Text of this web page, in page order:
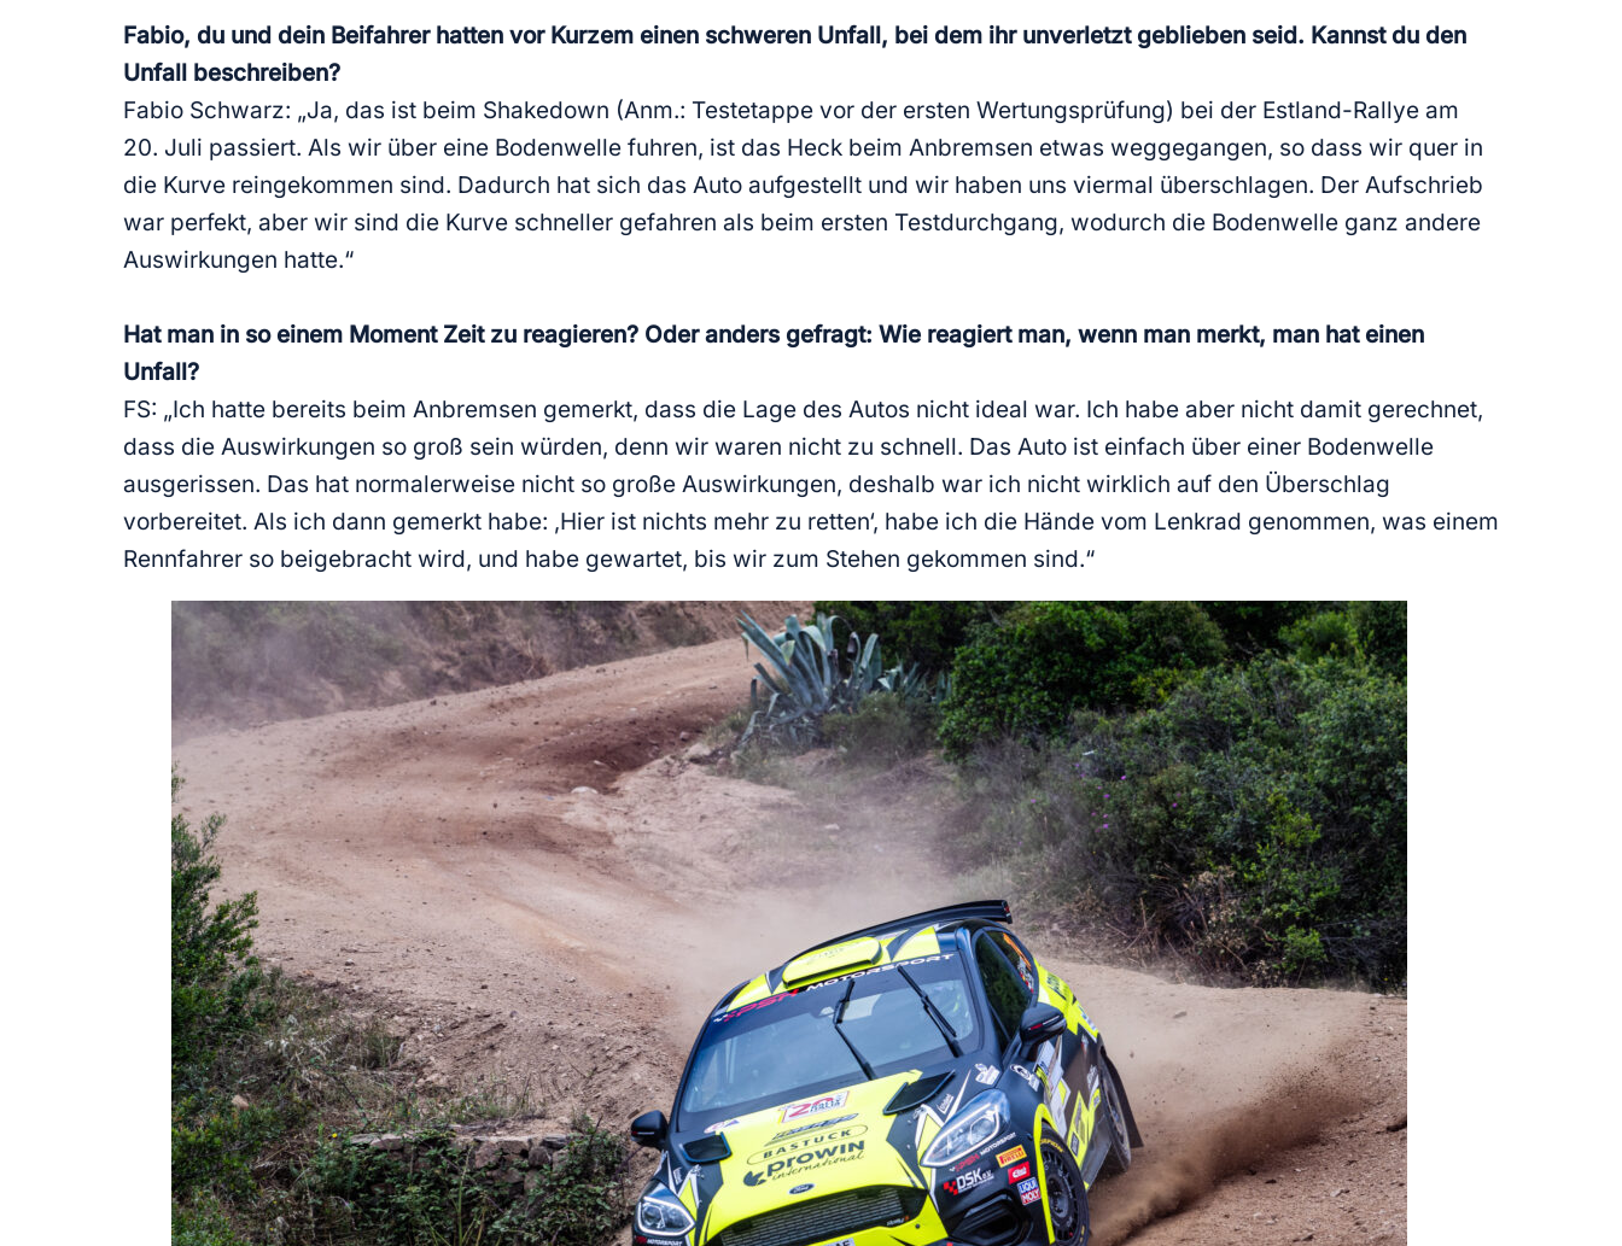
Fabio, du und dein Beifahrer hatten vor Kurzem einen schweren Unfall, bei dem ihr unverletzt geblieben seid. Kannst du den
Unfall beschreiben?
Fabio Schwarz: „Ja, das ist beim Shakedown (Anm.: Testetappe vor der ersten Wertungsprüfung) bei der Estland-Rallye am
20. Juli passiert. Als wir über eine Bodenwelle fuhren, ist das Heck beim Anbremsen etwas weggegangen, so dass wir quer in
die Kurve reingekommen sind. Dadurch hat sich das Auto aufgestellt und wir haben uns viermal überschlagen. Der Aufschrieb
war perfekt, aber wir sind die Kurve schneller gefahren als beim ersten Testdurchgang, wodurch die Bodenwelle ganz andere
Auswirkungen hatte.“
Hat man in so einem Moment Zeit zu reagieren? Oder anders gefragt: Wie reagiert man, wenn man merkt, man hat einen
Unfall?
FS: „Ich hatte bereits beim Anbremsen gemerkt, dass die Lage des Autos nicht ideal war. Ich habe aber nicht damit gerechnet,
dass die Auswirkungen so groß sein würden, denn wir waren nicht zu schnell. Das Auto ist einfach über einer Bodenwelle
ausgerissen. Das hat normalerweise nicht so große Auswirkungen, deshalb war ich nicht wirklich auf den Überschlag
vorbereitet. Als ich dann gemerkt habe: ‚Hier ist nichts mehr zu retten‘, habe ich die Hände vom Lenkrad genommen, was einem
Rennfahrer so beigebracht wird, und habe gewartet, bis wir zum Stehen gekommen sind.“